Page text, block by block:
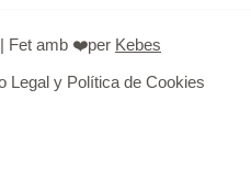
Fet amb ❤️per Kebes
Legal y Política de Cookies